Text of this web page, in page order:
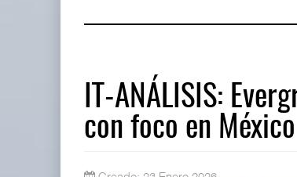
IT-ANÁLISIS:
con foco enTreinta y nueve años